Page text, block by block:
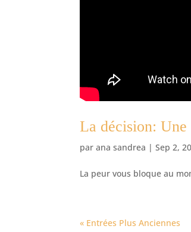
La décision: Une
parana sandrea |Sep 2,
La peur vous bloque au
« Entrées Plus Anciennes